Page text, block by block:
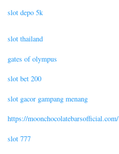
slot depo 5k
slot thailand
gates of olympus
slot bet 200
slot gacor gampang menang
https://moonchocolatebarsofficial.com/
slot 777